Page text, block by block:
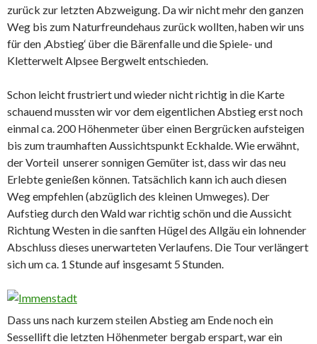
zurück zur letzten Abzweigung. Da wir nicht mehr den ganzen
Weg bis zum Naturfreundehaus zurück wollten, haben wir uns
für den ‚Abstieg‘ über die Bärenfalle und die Spiele- und
Kletterwelt Alpsee Bergwelt entschieden.
Schon leicht frustriert und wieder nicht richtig in die Karte
schauend mussten wir vor dem eigentlichen Abstieg erst noch
einmal ca. 200 Höhenmeter über einen Bergrücken aufsteigen
bis zum traumhaften Aussichtspunkt Eckhalde. Wie erwähnt,
der Vorteil unserer sonnigen Gemüter ist, dass wir das neu
Erlebte genießen können. Tatsächlich kann ich auch diesen
Weg empfehlen (abzüglich des kleinen Umweges). Der
Aufstieg durch den Wald war richtig schön und die Aussicht
Richtung Westen in die sanften Hügel des Allgäu ein lohnender
Abschluss dieses unerwarteten Verlaufens. Die Tour verlängert
sich um ca. 1 Stunde auf insgesamt 5 Stunden.
Dass uns nach kurzem steilen Abstieg am Ende noch ein
Sessellift die letzten Höhenmeter bergab erspart, war ein